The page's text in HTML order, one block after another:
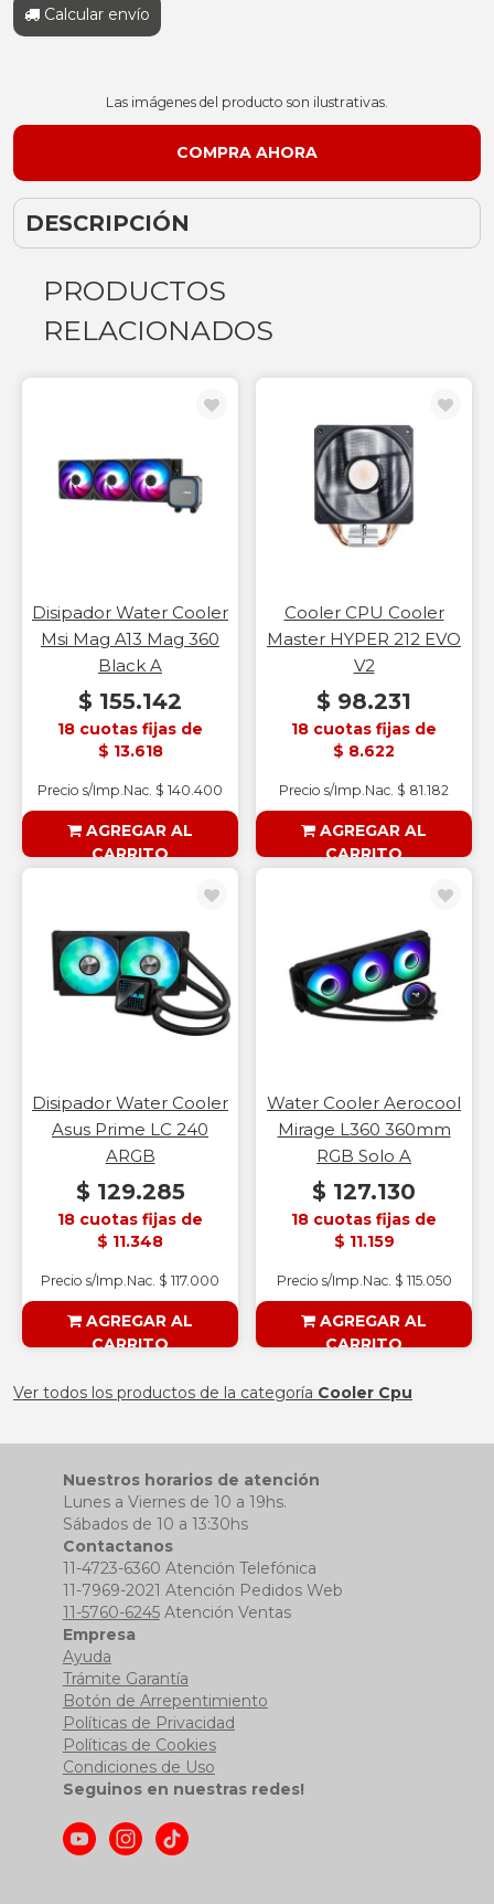
Calcular envío
Las imágenes del producto son ilustrativas.
DESCRIPCIÓN
PRODUCTOS
RELACIONADOS
Disipador Water Cooler
Msi Mag A13 Mag 360
Black A
$ 155.142
18 cuotas fijas de
$ 13.618
Precio s/Imp.Nac. $ 140.400
AGREGAR AL
CARRITO
Cooler CPU Cooler
Master HYPER 212 EVO
V2
$ 98.231
18 cuotas fijas de
$ 8.622
Precio s/Imp.Nac. $ 81.182
AGREGAR AL
CARRITO
Disipador Water Cooler
Asus Prime LC 240
ARGB
$ 129.285
18 cuotas fijas de
$ 11.348
Precio s/Imp.Nac. $ 117.000
AGREGAR AL
CARRITO
Water Cooler Aerocool
Mirage L360 360mm
RGB Solo A
$ 127.130
18 cuotas fijas de
$ 11.159
Precio s/Imp.Nac. $ 115.050
AGREGAR AL
CARRITO
Ver todos los productos de la categoría Cooler Cpu
Nuestros horarios de atención
Lunes a Viernes de 10 a 19hs.
Sábados de 10 a 13:30hs
Contactanos
11-4723-6360 Atención Telefónica
11-7969-2021 Atención Pedidos Web
11-5760-6245Atención Ventas
Empresa
Ayuda
Trámite Garantía
Botón de Arrepentimiento
Políticas de Privacidad
Políticas de Cookies
Condiciones de Uso
Seguinos en nuestras redes!